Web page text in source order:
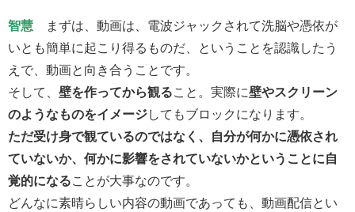
智慧 まずは、動画は、電波ジャックされて洗脳や憑依が
いとも簡単に起こり得るものだ、ということを認識したう
えで、動画と向き合うことです。
そして、 壁を作ってから観る こと。実際に壁やスクリーン
のようなものをイメージしてもブロックになります。
ただ受け身で観ているのではなく、自分が何かに憑依され
ていないか、何かに影響をされていないかということに自
覚的になる ことが大事なのです。
どんなに素晴らしい内容の動画であっても、動画配信とい